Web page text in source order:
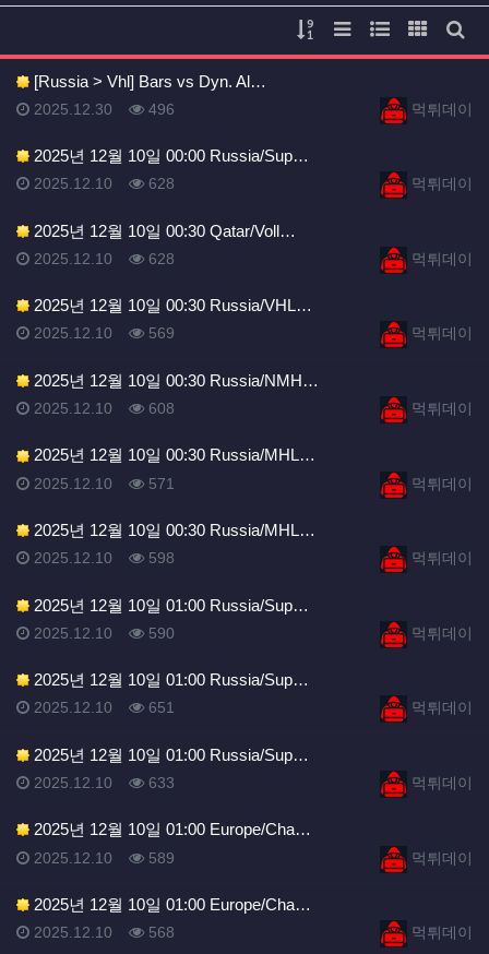
등록일 등록일
게시물 정렬
리스트 스타일
웹진 스타일
갤러리
게
[Russia > Vhl] Bars vs Dyn. Al…
등록자먹튀데이
등록일
2025.12.30 조회
496
2025년 12월 10일 00:00 Russia/Sup…
등록자먹튀데이
등록일
2025.12.10 조회
628
2025년 12월 10일 00:30 Qatar/Voll…
등록자먹튀데이
등록일
2025.12.10 조회
628
2025년 12월 10일 00:30 Russia/VHL…
등록자먹튀데이
등록일
2025.12.10 조회
569
2025년 12월 10일 00:30 Russia/NMH…
등록자먹튀데이
등록일
2025.12.10 조회
608
2025년 12월 10일 00:30 Russia/MHL…
등록자먹튀데이
등록일
2025.12.10 조회
571
2025년 12월 10일 00:30 Russia/MHL…
등록자먹튀데이
등록일
2025.12.10 조회
598
2025년 12월 10일 01:00 Russia/Sup…
등록자먹튀데이
등록일
2025.12.10 조회
590
2025년 12월 10일 01:00 Russia/Sup…
등록자먹튀데이
등록일
2025.12.10 조회
651
2025년 12월 10일 01:00 Russia/Sup…
등록자먹튀데이
등록일
2025.12.10 조회
633
2025년 12월 10일 01:00 Europe/Cha…
등록자먹튀데이
등록일
2025.12.10 조회
589
2025년 12월 10일 01:00 Europe/Cha…
등록자먹튀데이
등록일
2025.12.10 조회
568